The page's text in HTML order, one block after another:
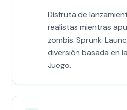
Disfruta de
realistas mientras
zombis. Sprunki
diversión basada en
Juego.